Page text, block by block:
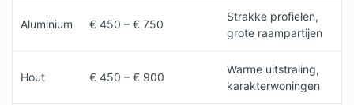
Aluminium € 450 – € 750
Strakke profielen,
grote raampartijen
Hout € 450 – € 900
Warme uitstraling,
karakterwoningen